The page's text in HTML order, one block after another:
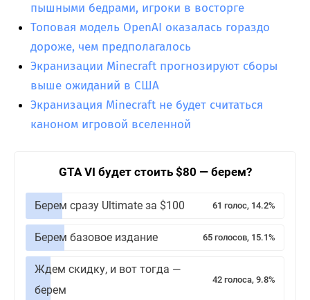
пышными бедрами, игроки в восторге
Топовая модель OpenAI оказалась гораздо
дороже, чем предполагалось
Экранизации Minecraft прогнозируют сборы
выше ожиданий в США
Экранизация Minecraft не будет считаться
каноном игровой вселенной
GTA VI будет стоить $80 — берем?
Берем сразу Ultimate за $100 61 голос, 14.2%
Берем базовое издание 65 голосов, 15.1%
Ждем скидку, и вот тогда —
берем
42 голоса, 9.8%